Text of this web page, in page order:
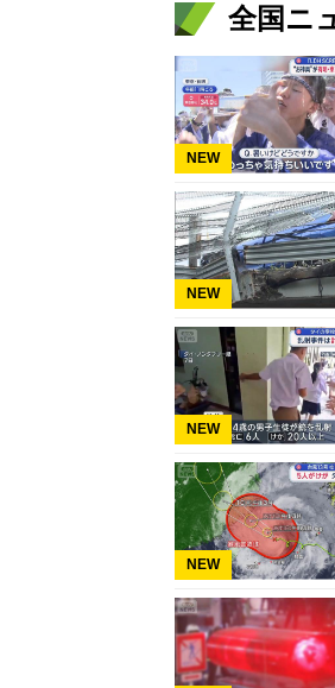
全国ニ
NEW
NEW
NEW
NEW